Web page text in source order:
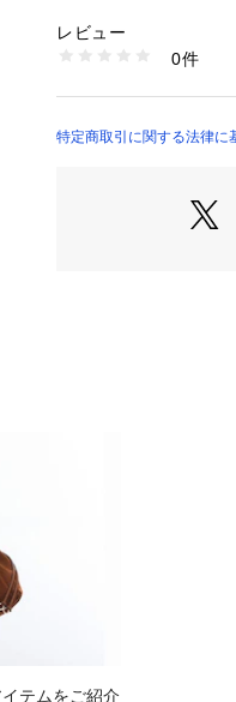
デイリールックから
躍してくれるアイテム
ズ感
商品番号：
CK2-30782725-3 （ショ
レビュー
0件
特定商取引に関する法律に
イテムをご紹介